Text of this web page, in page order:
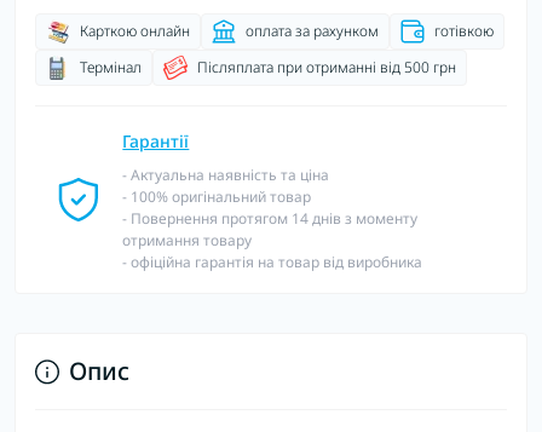
Карткою онлайн оплата за рахунком
готівкою
Термінал
Післяплата при отриманні від 500 грн
Гарантії
- Актуальна наявність та ціна
- 100% оригінальний товар
- Повернення протягом 14 днів з моменту
отримання товару
- офіційна гарантія на товар від виробника
Опис